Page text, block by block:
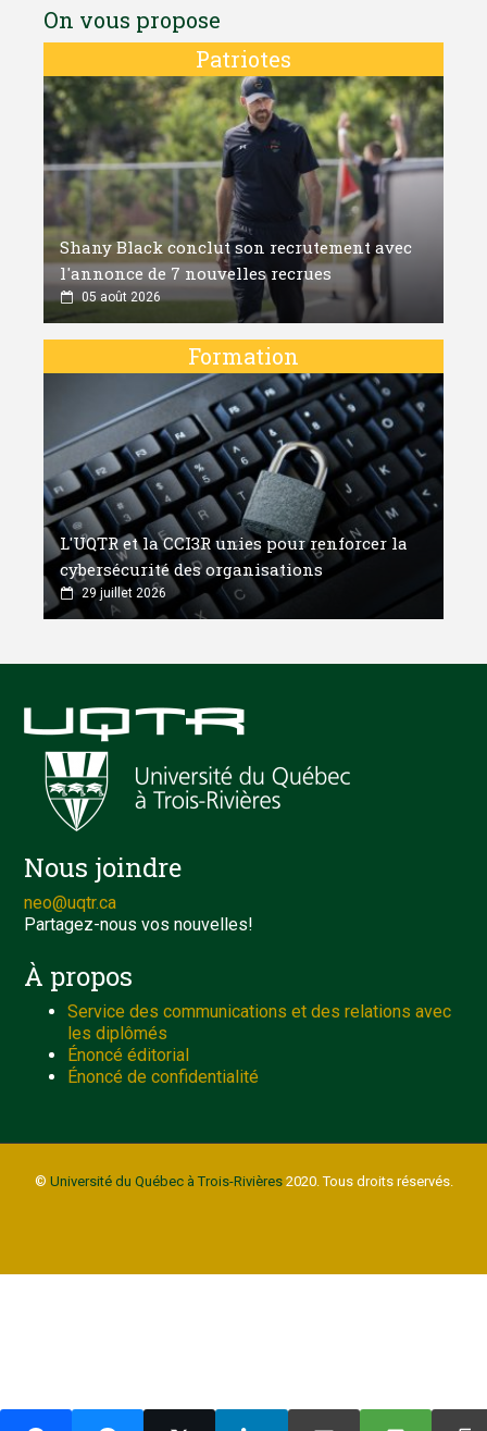
On vous propose
Patriotes
Shany Black conclut son recrutement avec
l'annonce de 7 nouvelles recrues
05 août 2026
Formation
L'UQTR et la CCI3R unies pour renforcer la
cybersécurité des organisations
29 juillet 2026
Nous joindre
neo@uqtr.ca
Partagez-nous vos nouvelles!
À propos
Service des communications et des relations avec
les diplômés
Énoncé éditorial
Énoncé de confidentialité
© Université du Québec à Trois-Rivières2020. Tous droits réservés.